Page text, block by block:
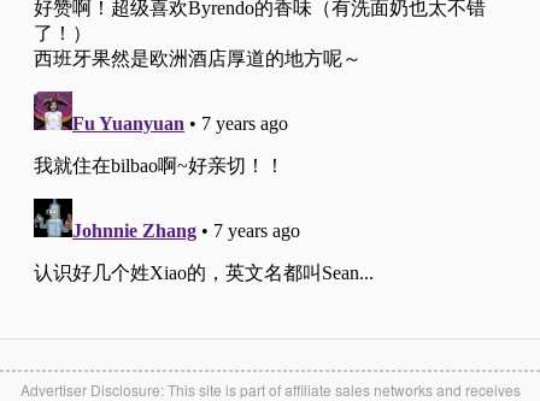
Advertiser Disclosure: This site is part of affiliate sales networks and receives